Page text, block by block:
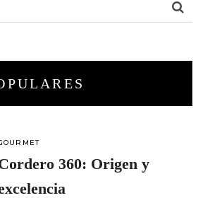
360: Origen y